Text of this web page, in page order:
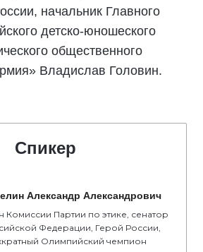
начальник Главного
детско-юношеского
общественного
Владислав Головин.
Спикер
Александр Александрович
Комиссии Партии по этике, сенатор
Федерации, Герой России,
Олимпийский чемпион